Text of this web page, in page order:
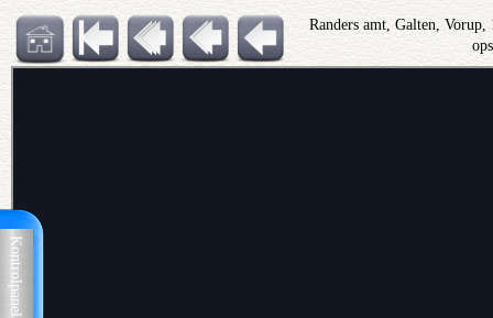
Kontrolpanel
Randers amt, Galten,